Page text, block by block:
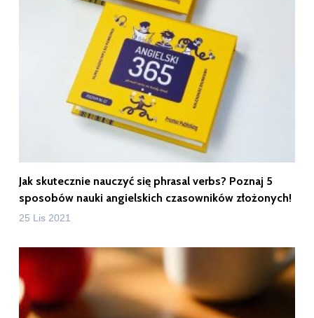
Jak skutecznie nauczyć się phrasal verbs? Poznaj 5
sposobów nauki angielskich czasowników złożonych!
25 Lis 2021